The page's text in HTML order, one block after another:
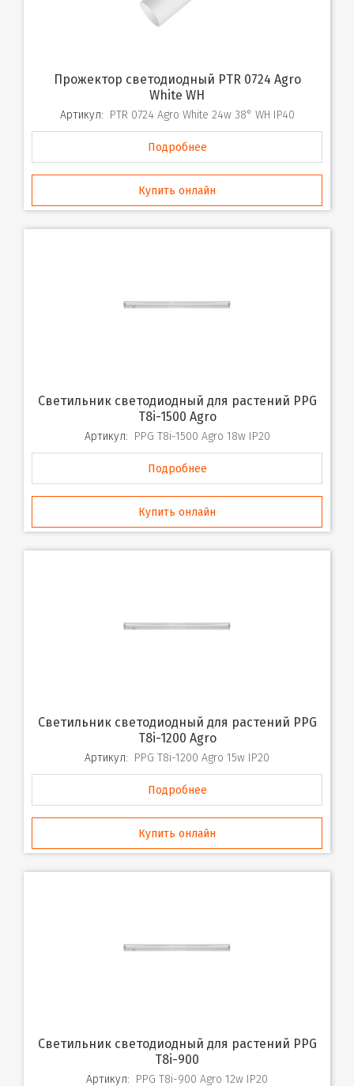
Прожектор светодиодный PTR 0724 Agro
White WH
Артикул: PTR 0724 Agro White 24w 38° WH IP40
Подробнее
Купить онлайн
Светильник светодиодный для растений PPG
T8i-1500 Agro
Артикул: PPG T8i-1500 Agro 18w IP20
Подробнее
Купить онлайн
Светильник светодиодный для растений PPG
T8i-1200 Agro
Артикул: PPG T8i-1200 Agro 15w IP20
Подробнее
Купить онлайн
Светильник светодиодный для растений PPG
T8i-900
Артикул: PPG T8i-900 Agro 12w IP20